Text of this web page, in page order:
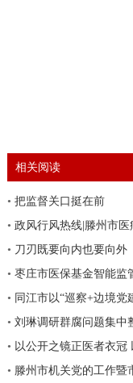
相关阅读
• 把监督关口挺在前
• 政风行风热线|滕州市
• 刀刃既要向内也要向外
• 枣庄市医保基金智能监
• 同江市以“巡察+边境
• 刘琳调研群腐问题集中
• 以公开之镜正医者衣冠
• 滕州市机关党的工作暨